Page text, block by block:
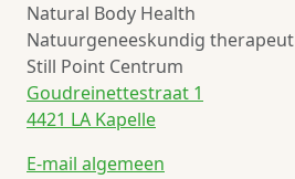
Natural Body Health
Natuurgeneeskundig therapeut
Still Point Centrum
Goudreinettestraat 1
4421 LA Kapelle
E-mail algemeen